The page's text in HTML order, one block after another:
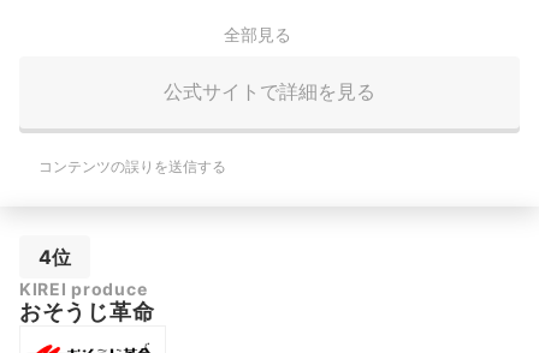
全部見る
公式サイトで詳細を見る
コンテンツの誤りを送信する
4位
KIREI produce
おそうじ革命